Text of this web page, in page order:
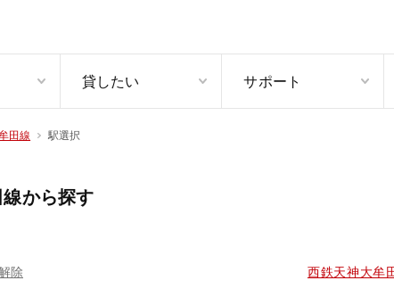
貸したい サポート
田線 駅選択
から探す
除 西鉄天神大牟